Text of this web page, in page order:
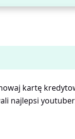
kartę
najlepsi